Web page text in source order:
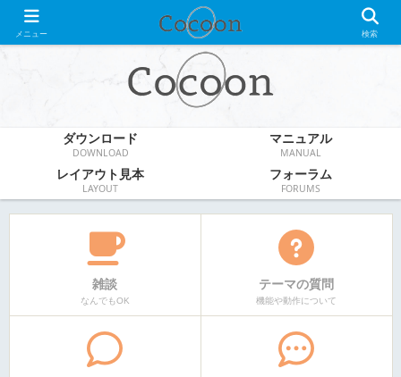
WordPress無料テーマ
ダウンロード
DOWNLOAD
マニュアル
MANUAL
レイアウト見本
LAYOUT
フォーラム
FORUMS
雑談
なんでもOK
テーマの質問
機能や動作について
メニュー 検索